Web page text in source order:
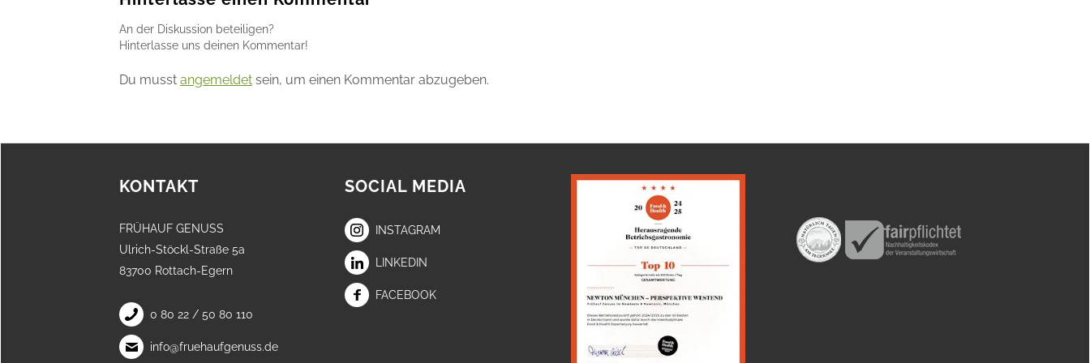
An der Diskussion beteiligen?
Hinterlasse uns deinen Kommentar!
Du musst angemeldet sein, um einen Kommentar abzugeben.
KONTAKT
FRÜHAUF GENUSS
Ulrich-Stöckl-Straße 5a
83700 Rottach-Egern
0 80 22 / 50 80 110
info@fruehaufgenuss.de
SOCIAL MEDIA
INSTAGRAM
LINKEDIN
FACEBOOK